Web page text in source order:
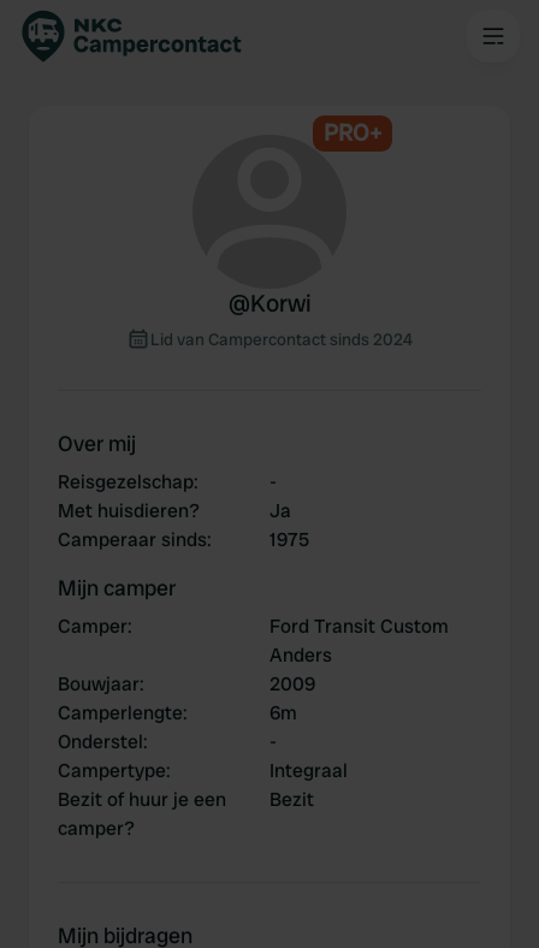
PRO+
@Korwi
Lid van Campercontact sinds 2024
Over mij
Reisgezelschap:
-
Met huisdieren?
Ja
Camperaar sinds: 1975
Mijn camper
Camper:
Ford Transit Custom
Anders
Bouwjaar:
2009
Camperlengte:
6m
Onderstel:
-
Campertype:
Integraal
Bezit of huur je een
camper?
Bezit
Mijn bijdragen